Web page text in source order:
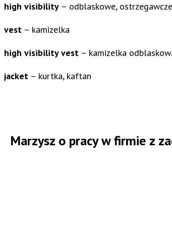
high visibility – odblaskowe, ostrzegawcze
vest – kamizelka
high visibility vest – kamizelka
jacket – kurtka, kaftan
Marzysz o pracy w firmie z